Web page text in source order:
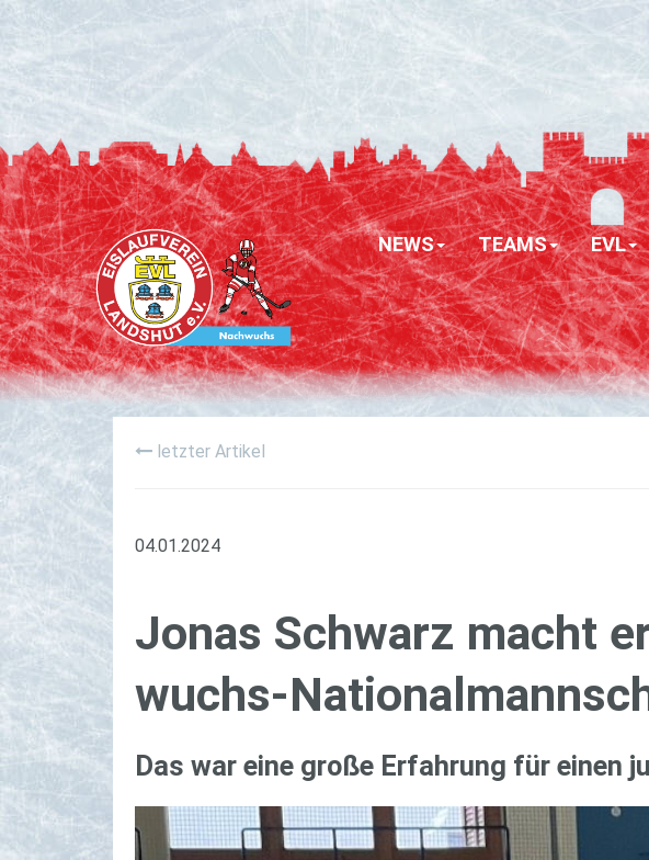
NEWS TEAMS EVL
letzter Artikel
04.01.2024
Jonas Schwarz macht
wuchs-
Das war eine große Er­fah­rung für einen